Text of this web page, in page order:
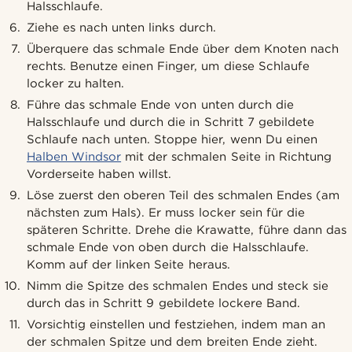
Halsschlaufe.
Ziehe es nach unten links durch.
Überquere das schmale Ende über dem Knoten nach
rechts. Benutze einen Finger, um diese Schlaufe
locker zu halten.
Führe das schmale Ende von unten durch die
Halsschlaufe und durch die in Schritt 7 gebildete
Schlaufe nach unten. Stoppe hier, wenn Du einen
Halben Windsor mit der schmalen Seite in Richtung
Vorderseite haben willst.
Löse zuerst den oberen Teil des schmalen Endes (am
nächsten zum Hals). Er muss locker sein für die
späteren Schritte. Drehe die Krawatte, führe dann das
schmale Ende von oben durch die Halsschlaufe.
Komm auf der linken Seite heraus.
Nimm die Spitze des schmalen Endes und steck sie
durch das in Schritt 9 gebildete lockere Band.
Vorsichtig einstellen und festziehen, indem man an
der schmalen Spitze und dem breiten Ende zieht.